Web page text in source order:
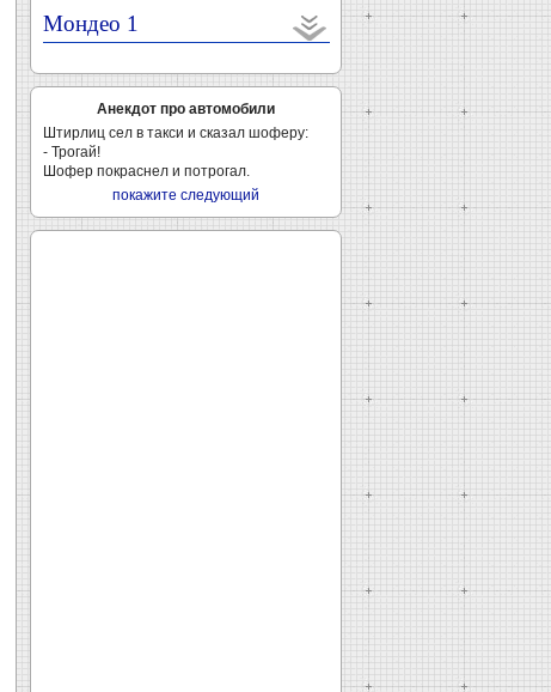
Мондео 1
Анекдот про автомобили
Штирлиц сел в такси и сказал шоферу:
- Трогай!
Шофер покраснел и потрогал.
покажите следующий